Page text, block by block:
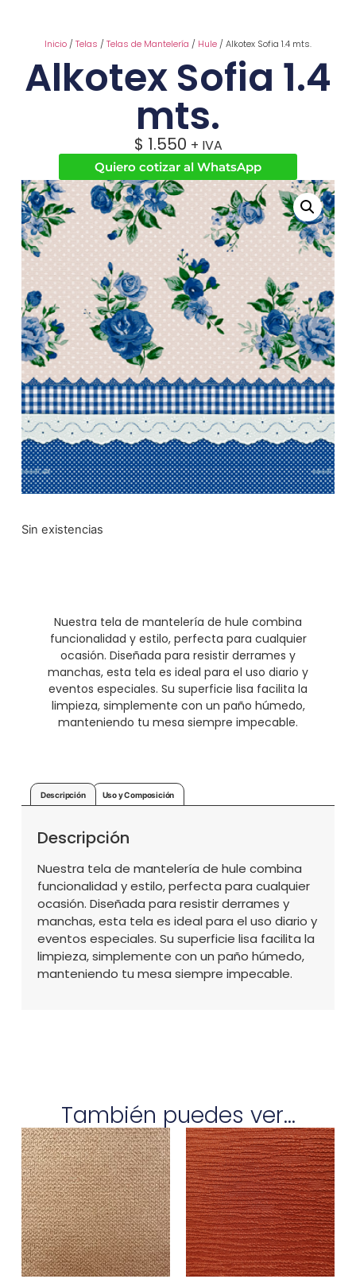
Inicio/Telas /Telas de Mantelería / Hule/ Alkotex Sofia 1.4 mts.
Alkotex Sofia 1.4
mts.
$ 1.550 + IVA
Quiero cotizar al WhatsApp
Sin existencias
Nuestra tela de mantelería de hule combina
funcionalidad y estilo, perfecta para cualquier
ocasión. Diseñada para resistir derrames y
manchas, esta tela es ideal para el uso diario y
eventos especiales. Su superficie lisa facilita la
limpieza, simplemente con un paño húmedo,
manteniendo tu mesa siempre impecable.
Descripción Uso y Composición
Descripción
Nuestra tela de mantelería de hule combina
funcionalidad y estilo, perfecta para cualquier
ocasión. Diseñada para resistir derrames y
manchas, esta tela es ideal para el uso diario y
eventos especiales. Su superficie lisa facilita la
limpieza, simplemente con un paño húmedo,
manteniendo tu mesa siempre impecable.
También puedes ver...